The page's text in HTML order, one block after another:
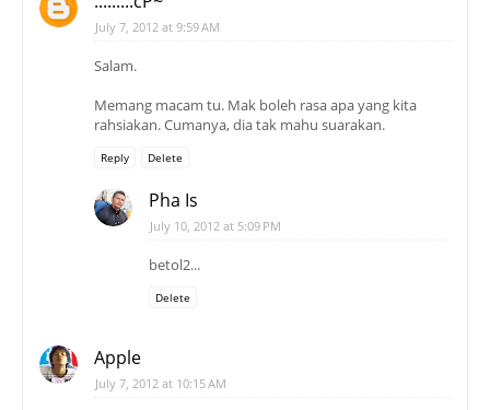
July 7, 2012 at 9:59 AM
Salam.
Memang macam tu. Mak boleh rasa apa yang kita
rahsiakan. Cumanya, dia tak mahu suarakan.
Reply Delete
Pha Is
July 10, 2012 at 5:09 PM
betol2...
Delete
Apple
July 7, 2012 at 10:15 AM